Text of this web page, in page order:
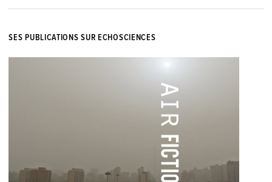
SES PUBLICATIONS SUR ECHOSCIENCES